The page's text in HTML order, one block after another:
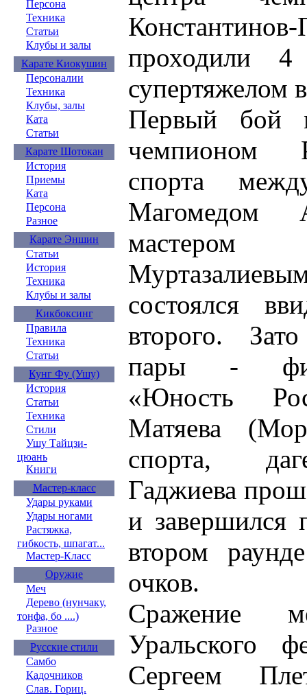
Персона
Техника
Статьи
Клубы и залы
Карате Киокушин
Персоналии
Техника
Клубы, залы
Ката
Статьи
Карате Шотокан
История
Приемы
Ката
Персона
Разное
Карате Эншин
Статьи
История
Техника
Клубы и залы
Кикбоксинг
Правила
Техника
Статьи
Кунг Фу (Ушу)
История
Статьи
Техника
Стили
Ушу Тайцзи-
цюань
Книги
Мастер-класс
Удары руками
Удары ногами
Растяжка,
гибкость, шпагат...
Мастер-Класс
Оружие
Меч
Дерево (нунчаку,
тонфа, бо ....)
Разное
Русские стили
Самбо
Кадочников
Слав. Гориц.
проходили
супертяжелом
Первый бой
чемпионом
спорта
Магомедом
мастером
состоялся
второго.
пары -
«Юность
Матяева
спорта,
Гаджиева
и завершился
втором
очков.
Cражение
Уральского
Сергеем